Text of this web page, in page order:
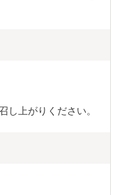
し上がりください。